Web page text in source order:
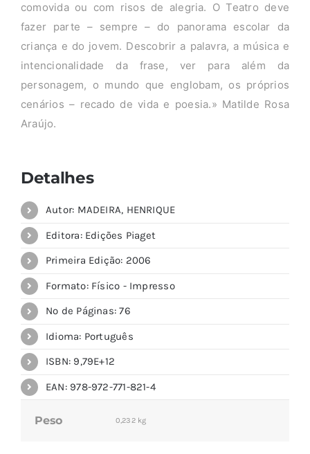
comovida ou com risos de alegria. O Teatro deve
fazer parte – sempre – do panorama escolar da
criança e do jovem. Descobrir a palavra, a música e
intencionalidade da frase, ver para além da
personagem, o mundo que englobam, os próprios
cenários – recado de vida e poesia.» Matilde Rosa
Araújo.
Detalhes
Autor: MADEIRA, HENRIQUE
Editora: Edições Piaget
Primeira Edição: 2006
Formato: Físico - Impresso
Nº de Páginas: 76
Idioma: Português
ISBN: 9,79E+12
EAN: 978-972-771-821-4
Peso 0,232 kg